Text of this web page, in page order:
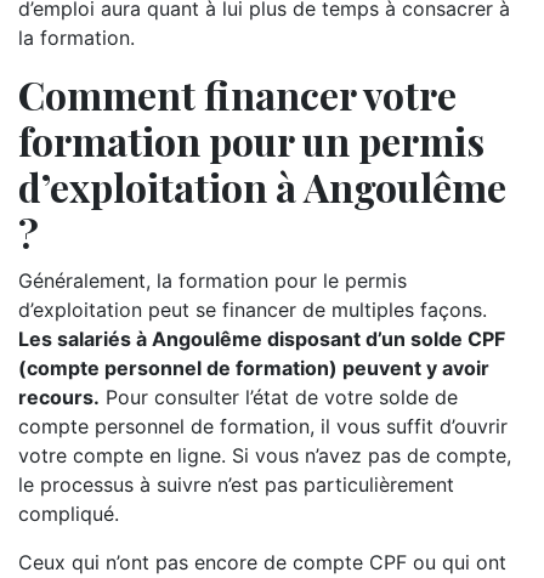
d’emploi aura quant à lui plus de temps à consacrer à
la formation.
Comment financer votre
formation pour un permis
d’exploitation à Angoulême
?
Généralement, la formation pour le permis
d’exploitation peut se financer de multiples façons.
Les salariés à Angoulême disposant d’un solde CPF
(compte personnel de formation) peuvent y avoir
recours. Pour consulter l’état de votre solde de
compte personnel de formation, il vous suffit d’ouvrir
votre compte en ligne. Si vous n’avez pas de compte,
le processus à suivre n’est pas particulièrement
compliqué.
Ceux qui n’ont pas encore de compte CPF ou qui ont